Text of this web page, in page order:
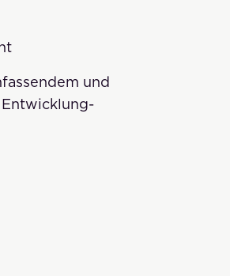
und